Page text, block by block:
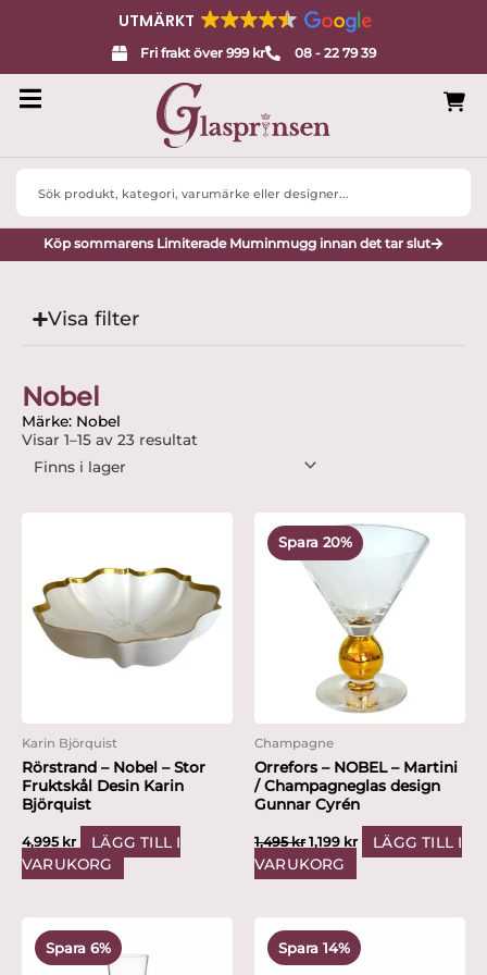
UTMÄRKT
Fri frakt över 999 kr 08 - 22 79 39
Search
Köp sommarens Limiterade Muminmugg innan det tar slut
Visa filter
Nobel
Märke: Nobel
Visar 1–15 av 23 resultat
Karin Björquist
Rörstrand – Nobel – Stor
Fruktskål Desin Karin
Björquist
4,995 kr
LÄGG TILL I
VARUKORG
Spara 20%
Champagne
Orrefors – NOBEL – Martini
/ Champagneglas design
Gunnar Cyrén
1,495kr
ursprungliga
var:
1,495 kr.
1,199 kr
nuvarande
priset
1,199 kr.
LÄGG TILL I
VARUKORG
Spara 6%
ursprungliga
priset
priset
Spara 14%
ursprungliganuvarande
priset